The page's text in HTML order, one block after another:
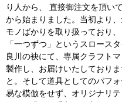
り人から、 直接御注文を頂い
から始まりました。当初より
モノばかりを取り扱っており
「一つずつ」というスロース
良川の袂にて、専属クラフト
製作し、お届けいたしており
と。そして道具としてのパフ
易な模倣をせず、オリジナリ